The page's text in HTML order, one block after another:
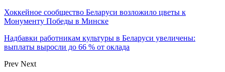
Хоккейное сообщество Беларуси возложило цветы к
Монументу Победы в Минске
Надбавки работникам культуры в Беларуси увеличены:
выплаты выросли до 66 % от оклада
Prev Next